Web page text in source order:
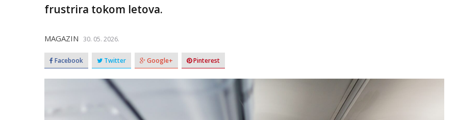
frustrira tokom letova.
MAGAZIN 30. 05. 2026.
Facebook Twitter Google+ Pinterest